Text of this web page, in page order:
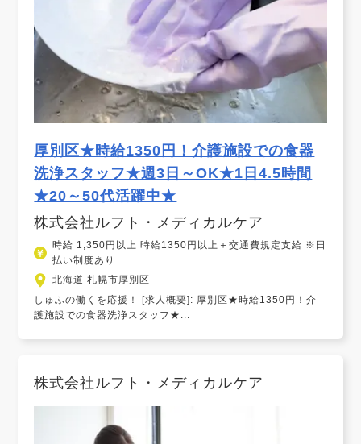
厚別区★時給1350円！介護施設での食器
洗浄スタッフ★週3日～OK★1日4.5時間
★20～50代活躍中★
株式会社ルフト・メディカルケア
時給 1,350円以上 時給1350円以上＋交通費規定支給 ※日
払い制度あり
北海道 札幌市厚別区
しゅふの働くを応援！ [求人概要]: 厚別区★時給1350円！介
護施設での食器洗浄スタッフ★...
株式会社ルフト・メディカルケア